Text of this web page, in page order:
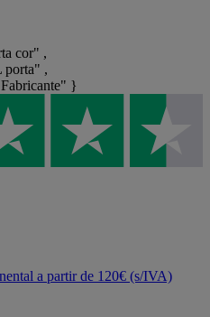
cor" ,
porta" ,
}
a partir de 120€ (s/IVA)